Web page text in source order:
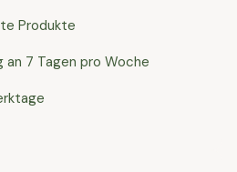
Produkte
an 7 Tagen pro Woche